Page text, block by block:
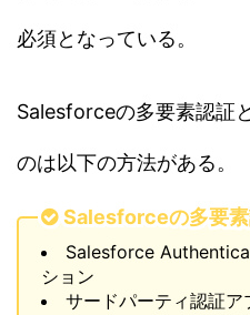
必須となっている。
Salesforceの多要素認証
のは以下の方法がある。
Salesforceの多要
Salesforce
ション
サードパーティ認証ア